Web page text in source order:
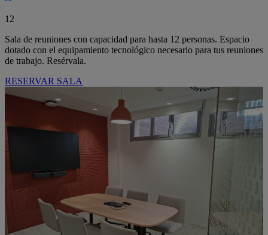
12
Sala de reuniones con capacidad para hasta 12 personas. Espacio
dotado con el equipamiento tecnológico necesario para tus reuniones
de trabajo. Resérvala.
RESERVAR SALA